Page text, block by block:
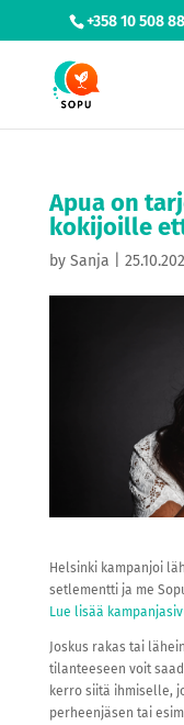
+358 10 508
Apua on
kokijoille
by Sanja
Helsinki kampanjoi
setlementti ja me
Lue lisää
Joskus rakas tai
tilanteeseen voit
kerro siitä ihmiselle,
perheenjäsen tai